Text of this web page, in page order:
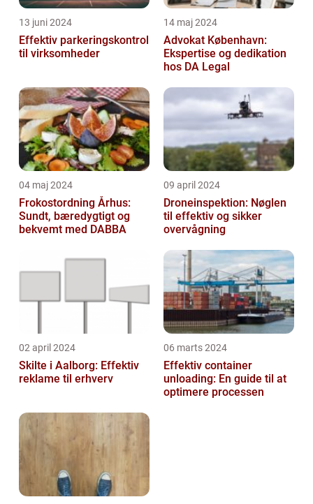
13 juni 2024
Effektiv parkeringskontrol
til virksomheder
14 maj 2024
Advokat København:
Ekspertise og dedikation
hos DA Legal
04 maj 2024
Frokostordning Århus:
Sundt, bæredygtigt og
bekvemt med DABBA
09 april 2024
Droneinspektion: Nøglen
til effektiv og sikker
overvågning
02 april 2024
Skilte i Aalborg: Effektiv
reklame til erhverv
06 marts 2024
Effektiv container
unloading: En guide til at
optimere processen